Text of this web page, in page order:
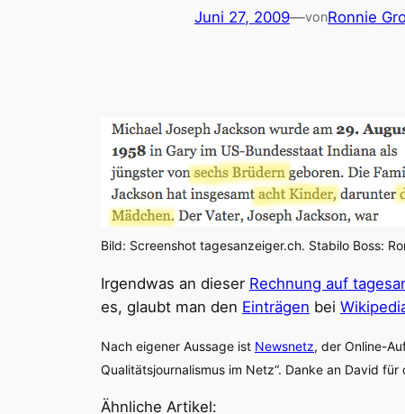
Juni 27, 2009—vonRonnie
Bild: Screenshot tagesanzeiger.ch. Stabilo Boss:
Irgendwas an dieser Rechnung auf
es, glaubt man den Einträgen bei
Nach eigener Aussage ist Newsnetz, der Online-
Qualitätsjournalismus im Netz“. Danke an David für
Ähnliche Artikel: